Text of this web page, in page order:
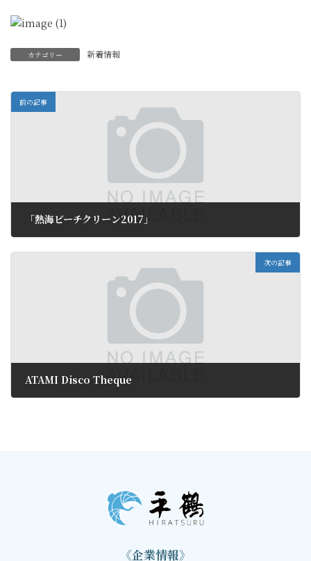
カテゴリー 新着情報
前の記事
「熱海ビーチクリーン2017」
次の記事
ATAMI Disco Theque
《企業情報》